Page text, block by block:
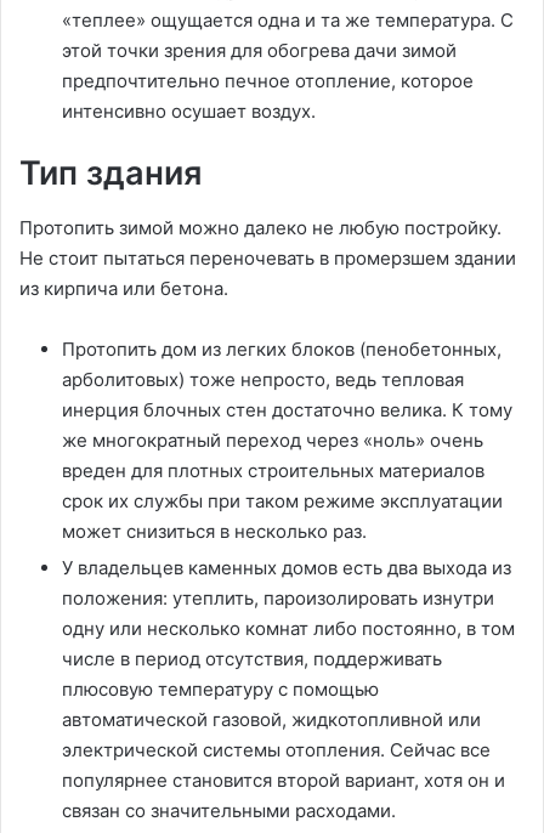
«теплее» ощущается одна и та же температура. С
этой точки зрения для обогрева дачи зимой
предпочтительно печное отопление, которое
интенсивно осушает воздух.
Тип здания
Протопить зимой можно далеко не любую постройку.
Не стоит пытаться переночевать в промерзшем здании
из кирпича или бетона.
Протопить дом из легких блоков (пенобетонных,
арболитовых) тоже непросто, ведь тепловая
инерция блочных стен достаточно велика. К тому
же многократный переход через «ноль» очень
вреден для плотных строительных материалов
срок их службы при таком режиме эксплуатации
может снизиться в несколько раз.
У владельцев каменных домов есть два выхода из
положения: утеплить, пароизолировать изнутри
одну или несколько комнат либо постоянно, в том
числе в период отсутствия, поддерживать
плюсовую температуру с помощью
автоматической газовой, жидкотопливной или
электрической системы отопления. Сейчас все
популярнее становится второй вариант, хотя он и
связан со значительными расходами.